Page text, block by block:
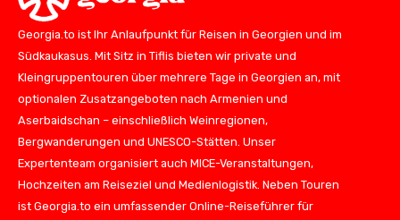
Georgia.to ist Ihr Anlaufpunkt für Reisen in Georgien und im
Südkaukasus. Mit Sitz in Tiflis bieten wir private und
Kleingruppentouren über mehrere Tage in Georgien an, mit
optionalen Zusatzangeboten nach Armenien und
Aserbaidschan – einschließlich Weinregionen,
Bergwanderungen und UNESCO-Stätten. Unser
Expertenteam organisiert auch MICE-Veranstaltungen,
Hochzeiten am Reiseziel und Medienlogistik. Neben Touren
ist Georgia.to ein umfassender Online-Reiseführer für